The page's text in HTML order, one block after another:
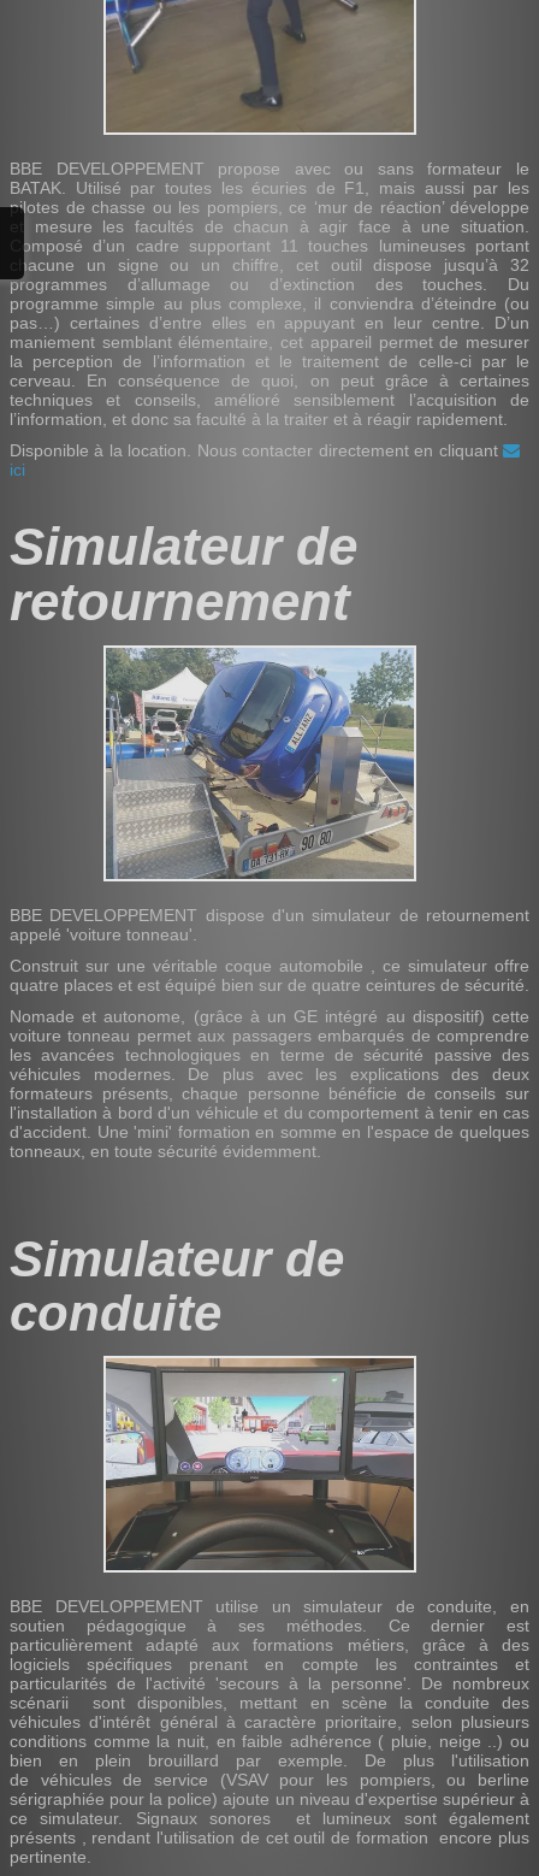
BBE DEVELOPPEMENT propose avec ou sans formateur le
BATAK. Utilisé par toutes les écuries de F1, mais aussi par les
pilotes de chasse ou les pompiers, ce ‘mur de réaction’ développe
et mesure les facultés de chacun à agir face à une situation.
Composé d’un cadre supportant 11 touches lumineuses portant
chacune un signe ou un chiffre, cet outil dispose jusqu’à 32
programmes d’allumage ou d’extinction des touches. Du
programme simple au plus complexe, il conviendra d’éteindre (ou
pas…) certaines d’entre elles en appuyant en leur centre. D’un
maniement semblant élémentaire, cet appareil permet de mesurer
la perception de l’information et le traitement de celle-ci par le
cerveau. En conséquence de quoi, on peut grâce à certaines
techniques et conseils, amélioré sensiblement l’acquisition de
l’information, et donc sa faculté à la traiter et à réagir rapidement.
Disponible à la location. Nous contacter directement en cliquant
ici
Simulateur de
retournement
BBE DEVELOPPEMENT dispose d'un simulateur de retournement
appelé 'voiture tonneau'.
Construit sur une véritable coque automobile , ce simulateur offre
quatre places et est équipé bien sur de quatre ceintures de sécurité.
Nomade et autonome, (grâce à un GE intégré au dispositif) cette
voiture tonneau permet aux passagers embarqués de comprendre
les avancées technologiques en terme de sécurité passive des
véhicules modernes. De plus avec les explications des deux
formateurs présents, chaque personne bénéficie de conseils sur
l'installation à bord d'un véhicule et du comportement à tenir en cas
d'accident. Une 'mini' formation en somme en l'espace de quelques
tonneaux, en toute sécurité évidemment.
Simulateur de
conduite
BBE DEVELOPPEMENT utilise un simulateur de conduite, en
soutien pédagogique à ses méthodes. Ce dernier est
particulièrement adapté aux formations métiers, grâce à des
logiciels spécifiques prenant en compte les contraintes et
particularités de l'activité 'secours à la personne'. De nombreux
scénarii sont disponibles, mettant en scène la conduite des
véhicules d'intérêt général à caractère prioritaire, selon plusieurs
conditions comme la nuit, en faible adhérence ( pluie, neige ..) ou
bien en plein brouillard par exemple. De plus l'utilisation
de véhicules de service (VSAV pour les pompiers, ou berline
sérigraphiée pour la police) ajoute un niveau d'expertise supérieur à
ce simulateur. Signaux sonores et lumineux sont également
présents , rendant l'utilisation de cet outil de formation encore plus
pertinente.